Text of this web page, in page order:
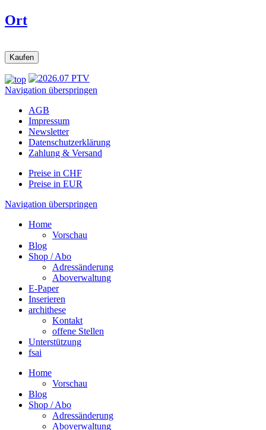
Ort
Navigation überspringen
AGB
Impressum
Newsletter
Datenschutzerklärung
Zahlung & Versand
Preise in CHF
Preise in EUR
Navigation überspringen
Home
Vorschau
Blog
Shop / Abo
Adressänderung
Aboverwaltung
E-Paper
Inserieren
archithese
Kontakt
offene Stellen
Unterstützung
fsai
Home
Vorschau
Blog
Shop / Abo
Adressänderung
Aboverwaltung